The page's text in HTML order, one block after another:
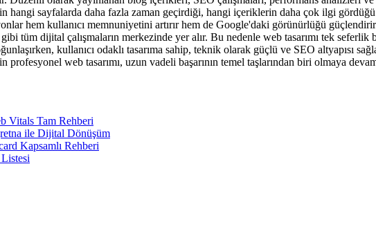
hangi sayfalarda daha fazla zaman geçirdiği, hangi içeriklerin daha çok ilgi
hem kullanıcı memnuniyetini artırır hem de Google'daki görünürlüğü
tüm dijital çalışmaların merkezinde yer alır. Bu nedenle web tasarımı tek
kullanıcı odaklı tasarıma sahip, teknik olarak güçlü ve SEO altyapısı
web tasarımı, uzun vadeli başarının temel taşlarından biri olmaya
Vitals Tam Rehberi
ile Dijital Dönüşüm
Kapsamlı Rehberi